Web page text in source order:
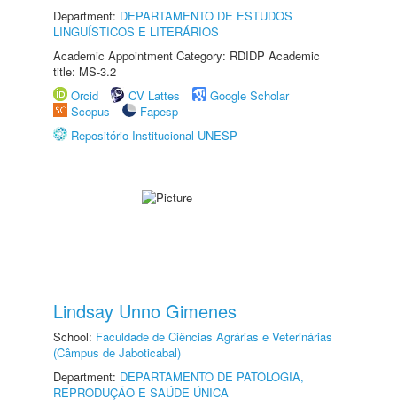
Department: DEPARTAMENTO DE ESTUDOS
LINGUÍSTICOS E LITERÁRIOS
Academic Appointment Category: RDIDP Academic
title: MS-3.2
Orcid
CV Lattes
Google Scholar
Scopus
Fapesp
Repositório Institucional UNESP
Lindsay Unno Gimenes
School: Faculdade de Ciências Agrárias e Veterinárias
(Câmpus de Jaboticabal)
Department: DEPARTAMENTO DE PATOLOGIA,
REPRODUÇÃO E SAÚDE ÚNICA